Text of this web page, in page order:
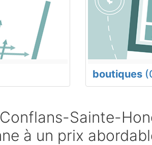
boutiques
Sainte-
à un prix